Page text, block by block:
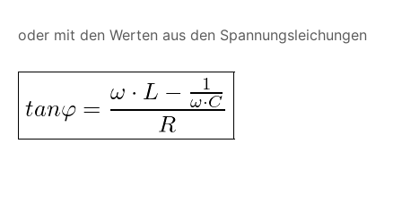
oder mit den Werten aus den Spannungsleichungen